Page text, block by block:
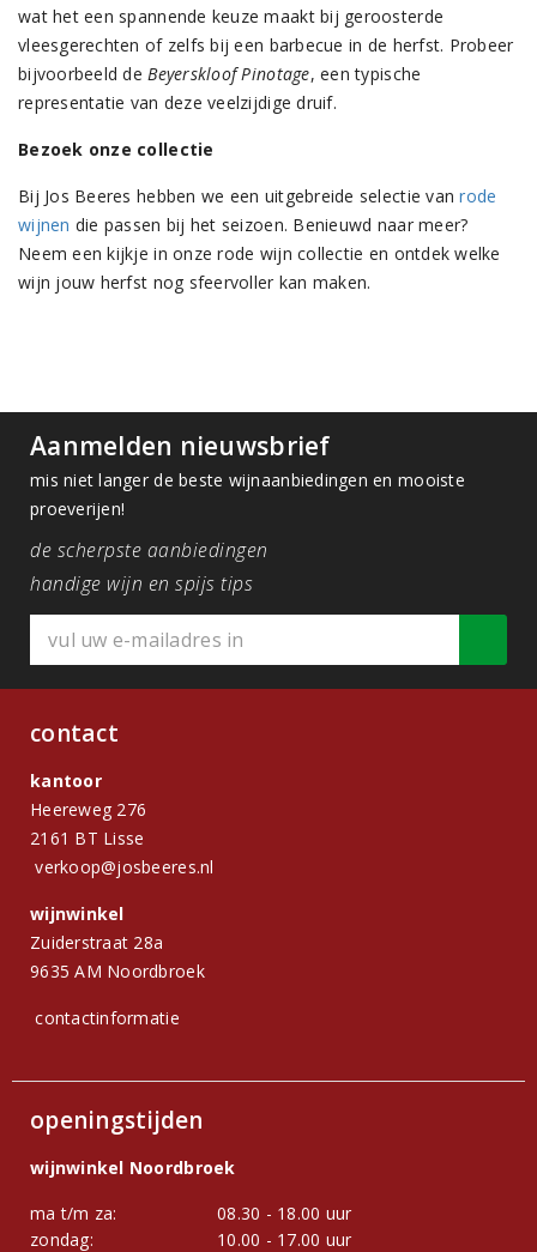
wat het een spannende keuze maakt bij geroosterde
vleesgerechten of zelfs bij een barbecue in de herfst. Probeer
bijvoorbeeld deBeyerskloof Pinotage, een typische
representatie van deze veelzijdige druif​.
Bezoek onze collectie
Bij Jos Beeres hebben we een uitgebreide selectie vanrode
wijnen die passen bij het seizoen. Benieuwd naar meer?
Neem een kijkje in onze rode wijn collectie en ontdek welke
wijn jouw herfst nog sfeervoller kan maken.
Aanmelden nieuwsbrief
mis niet langer de beste wijnaanbiedingen en mooiste
proeverijen!
de scherpste aanbiedingen
handige wijn en spijs tips
contact
kantoor
Heereweg 276
2161 BT Lisse
verkoop@josbeeres.nl
wijnwinkel
Zuiderstraat 28a
9635 AM Noordbroek
contactinformatie
openingstijden
wijnwinkel Noordbroek
ma t/m za:
08.30 - 18.00 uur
zondag:
10.00 - 17.00 uur